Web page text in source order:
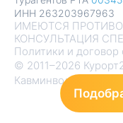
ИМЕЮТСЯ
КОНСУЛЬТАЦИЯ
Политики и договор
© 2011–2026
Кавминвод
ИНН 263203967963